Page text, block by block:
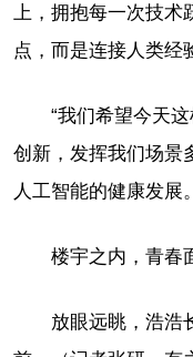
上，拥抱每一次技
点，而是连接人类经
“我们希望今天
创新，发挥我们场景
人工智能的健康发展
楼宇之内，青春
放眼远眺，浩浩